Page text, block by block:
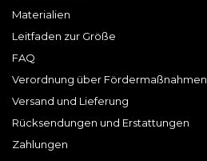
Materialien
Leitfaden zur Größe
FAQ
Verordnung über Fördermaßnahmen
Versand und Lieferung
Rücksendungen und Erstattungen
Zahlungen